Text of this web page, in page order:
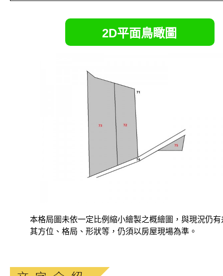
2D平面鳥瞰圖
本格局圖未依一定比例縮小繪製之概繪圖，與現況仍有
其方位、格局、形狀等，仍須以房屋現場為準。